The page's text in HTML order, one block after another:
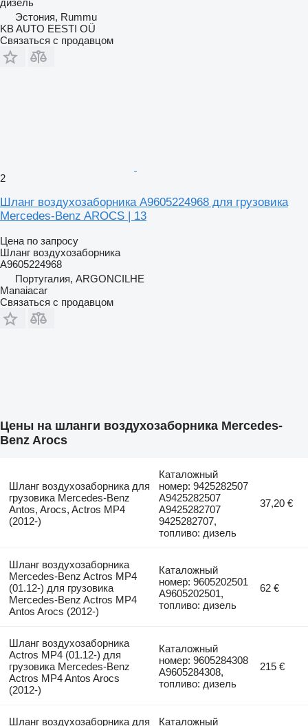
Эстония, Rummu
KB AUTO EESTI OÜ
Связаться с продавцом
2
Шланг воздухозаборника A9605224968 для грузовика
Mercedes-Benz AROCS | 13
Цена по запросу
Шланг воздухозаборника
A9605224968
Португалия, ARGONCILHE
Manaiacar
Связаться с продавцом
Цены на шланги воздухозаборника Mercedes-
Benz Arocs
Шланг воздухозаборника для
грузовика Mercedes-Benz
Antos, Arocs, Actros MP4
(2012-)
Каталожный
номер: 9425282507
A9425282507
A9425282707
9425282707,
топливо: дизель
37,20 €
Шланг воздухозаборника
Mercedes-Benz Actros MP4
(01.12-) для грузовика
Mercedes-Benz Actros MP4
Antos Arocs (2012-)
Каталожный
номер: 9605202501
A9605202501,
топливо: дизель
62 €
Шланг воздухозаборника
Actros MP4 (01.12-) для
грузовика Mercedes-Benz
Actros MP4 Antos Arocs
(2012-)
Каталожный
номер: 9605284308
A9605284308,
топливо: дизель
215 €
Шланг воздухозаборника для
Каталожный